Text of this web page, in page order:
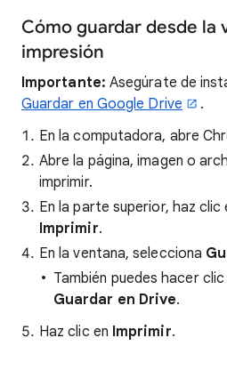
Cómo guardar desde la
impresión
Importante: Asegúrate de
Guardar en Google Drive
.
En la computadora, abre
Abre la página, imagen o
imprimir.
En la parte superior, haz clic
Imprimir.
En la ventana, selecciona
También puedes hacer
Guardar en Drive.
Haz clic en Imprimir.